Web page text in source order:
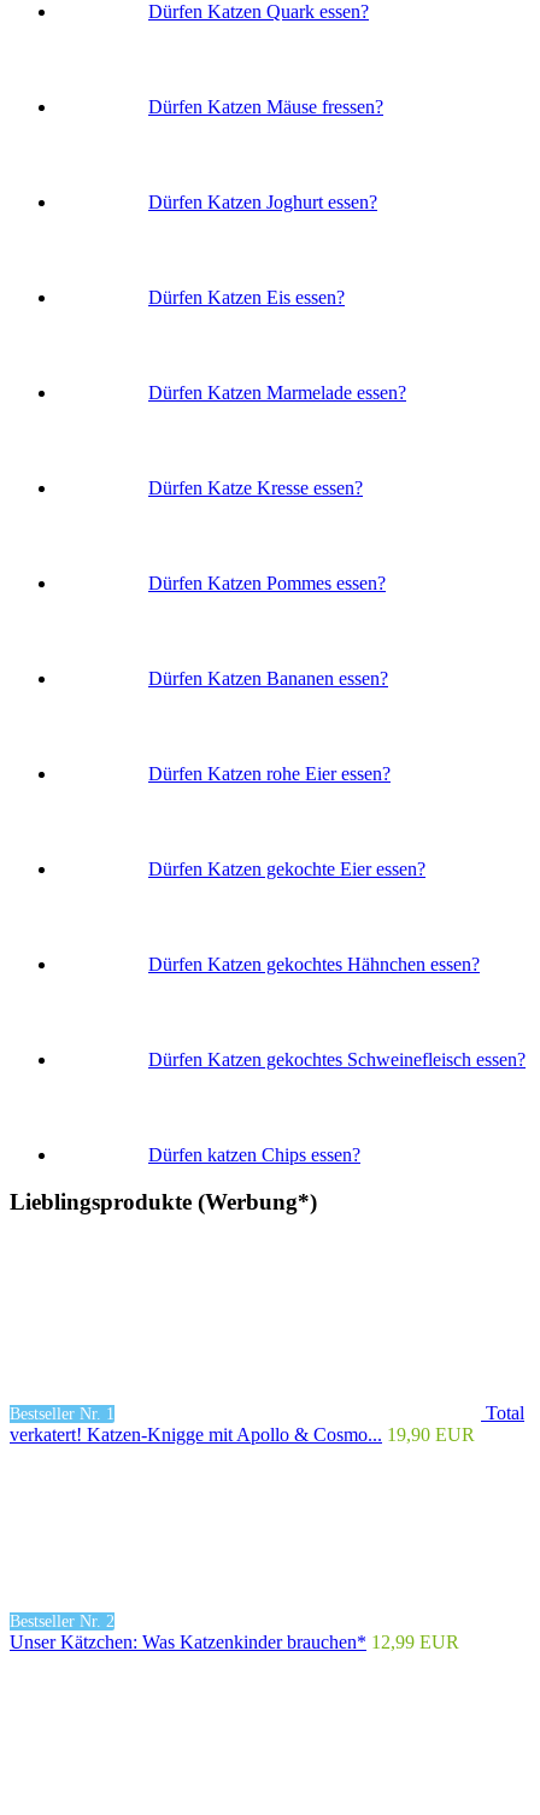
Dürfen Katzen Quark essen?
Dürfen Katzen Mäuse fressen?
Dürfen Katzen Joghurt essen?
Dürfen Katzen Eis essen?
Dürfen Katzen Marmelade essen?
Dürfen Katze Kresse essen?
Dürfen Katzen Pommes essen?
Dürfen Katzen Bananen essen?
Dürfen Katzen rohe Eier essen?
Dürfen Katzen gekochte Eier essen?
Dürfen Katzen gekochtes Hähnchen essen?
Dürfen Katzen gekochtes Schweinefleisch essen?
Dürfen katzen Chips essen?
Lieblingsprodukte (Werbung*)
Bestseller Nr. 1
Total
verkatert! Katzen-Knigge mit Apollo & Cosmo... 19,90 EUR
Bestseller Nr. 2
Unser Kätzchen: Was Katzenkinder brauchen* 12,99 EUR